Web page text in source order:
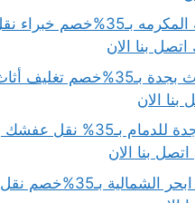
نقل عفش بمكه المكرمه بـ35%خصم
بنا الان
شركة تغليف اثاث بجدة بـ35%خصم
بنا الان
نقل عفش من جدة للدمام بـ35%
اتصل بنا الان
نقل عفش جدة ابحر الشمالية